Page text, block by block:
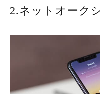
2.ネットオーク